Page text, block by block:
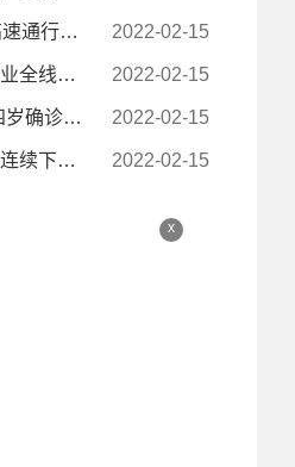
大雾！湖南18条高速通行受影响 157个收费站临时交通管制 2022-02-15
广西柳州螺蛳粉企业全线复工复产 电商主播日夜带货 2022-02-15
网传“广西德保县四岁确诊小孩独自去隔离” 为不实信息 2022-02-15
广西新增确诊病例连续下降至个位数 2022-02-15
x